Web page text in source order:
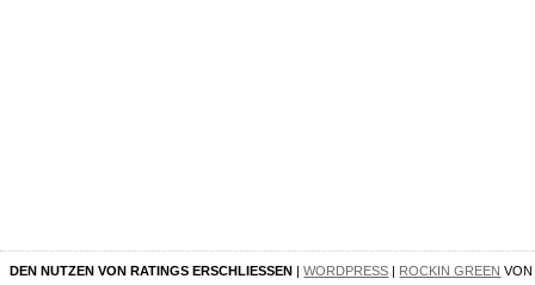
DEN NUTZEN VON RATINGS ERSCHLIESSEN |WORDPRESS | ROCKIN GREEN